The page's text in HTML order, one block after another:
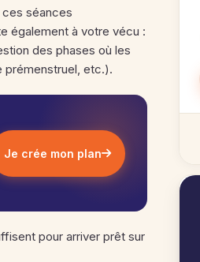
ces séances
également à votre vécu :
des phases où les
prémenstruel, etc.).
Je crée mon plan
pour arriver prêt sur